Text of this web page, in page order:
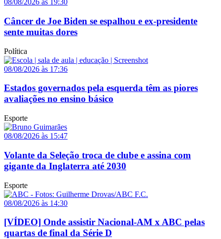
08/08/2026 às 19:30
Câncer de Joe Biden se espalhou e ex-presidente
sente muitas dores
Política
08/08/2026 às 17:36
Estados governados pela esquerda têm as piores
avaliações no ensino básico
Esporte
08/08/2026 às 15:47
Volante da Seleção troca de clube e assina com
gigante da Inglaterra até 2030
Esporte
08/08/2026 às 14:30
[VÍDEO] Onde assistir Nacional-AM x ABC pelas
quartas de final da Série D